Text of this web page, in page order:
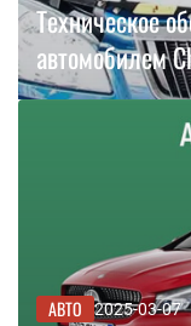
Техническое
автомобилем
АВТО 2025-03-07